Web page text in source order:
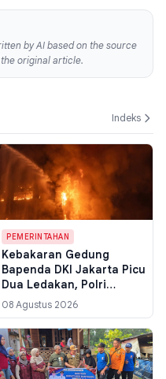
by AI based on the source
original article.
Indeks
PEMERINTAHAN
Kebakaran Gedung
Bapenda DKI Jakarta Picu
Dua Ledakan, Polri
Kerahkan Tim Forensik
Usut Sumber Api
08 Agustus 2026